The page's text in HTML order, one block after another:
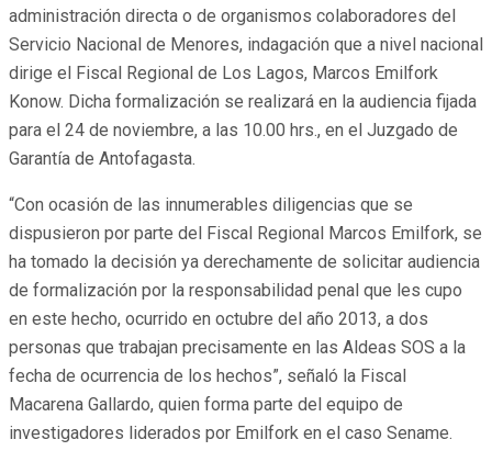
administración directa o de organismos colaboradores del
Servicio Nacional de Menores, indagación que a nivel nacional
dirige el Fiscal Regional de Los Lagos, Marcos Emilfork
Konow. Dicha formalización se realizará en la audiencia fijada
para el 24 de noviembre, a las 10.00 hrs., en el Juzgado de
Garantía de Antofagasta.
“Con ocasión de las innumerables diligencias que se
dispusieron por parte del Fiscal Regional Marcos Emilfork, se
ha tomado la decisión ya derechamente de solicitar audiencia
de formalización por la responsabilidad penal que les cupo
en este hecho, ocurrido en octubre del año 2013, a dos
personas que trabajan precisamente en las Aldeas SOS a la
fecha de ocurrencia de los hechos”, señaló la Fiscal
Macarena Gallardo, quien forma parte del equipo de
investigadores liderados por Emilfork en el caso Sename.